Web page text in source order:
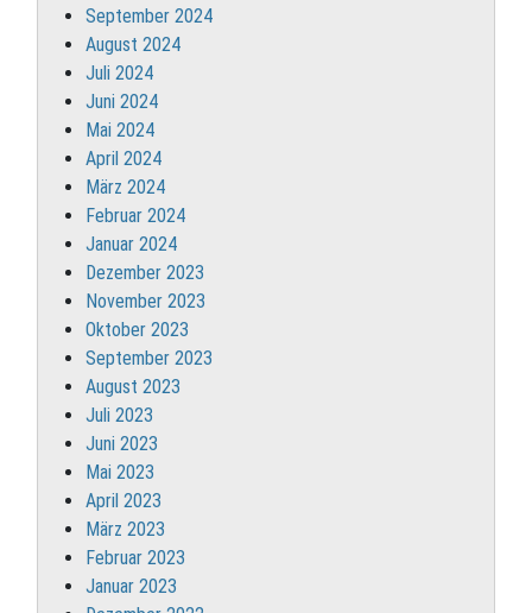
September 2024
August 2024
Juli 2024
Juni 2024
Mai 2024
April 2024
März 2024
Februar 2024
Januar 2024
Dezember 2023
November 2023
Oktober 2023
September 2023
August 2023
Juli 2023
Juni 2023
Mai 2023
April 2023
März 2023
Februar 2023
Januar 2023